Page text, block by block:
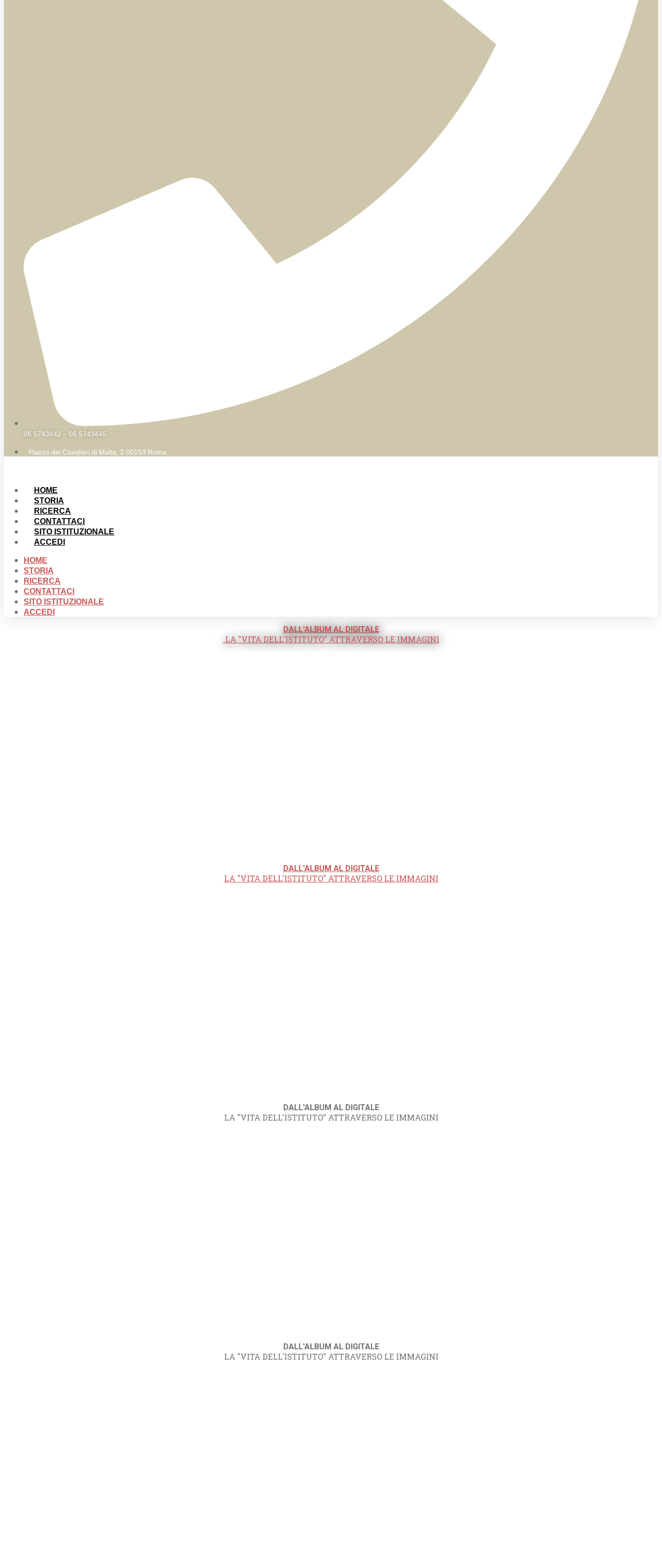
06 5743442 – 06 5743445
Piazza dei Cavalieri di Malta, 2 00153 Roma
HOME
STORIA
RICERCA
CONTATTACI
SITO ISTITUZIONALE
ACCEDI
HOME
STORIA
RICERCA
CONTATTACI
SITO ISTITUZIONALE
ACCEDI
DALL'ALBUM AL DIGITALE
.LA "VITA DELL'ISTITUTO" ATTRAVERSO LE IMMAGINI
DALL'ALBUM AL DIGITALE
LA "VITA DELL'ISTITUTO" ATTRAVERSO LE IMMAGINI
DALL'ALBUM AL DIGITALE
LA "VITA DELL'ISTITUTO" ATTRAVERSO LE IMMAGINI
DALL'ALBUM AL DIGITALE
LA "VITA DELL'ISTITUTO" ATTRAVERSO LE IMMAGINI